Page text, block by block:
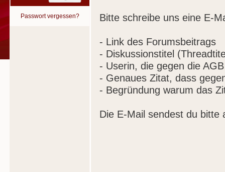
Passwort vergessen? Bitte schreibe uns eine E-
- Link des Forumsbeitrags
- Diskussionstitel
- Userin, die gegen die
- Genaues Zitat, dass
- Begründung warum das
Die E-Mail sendest du bitte